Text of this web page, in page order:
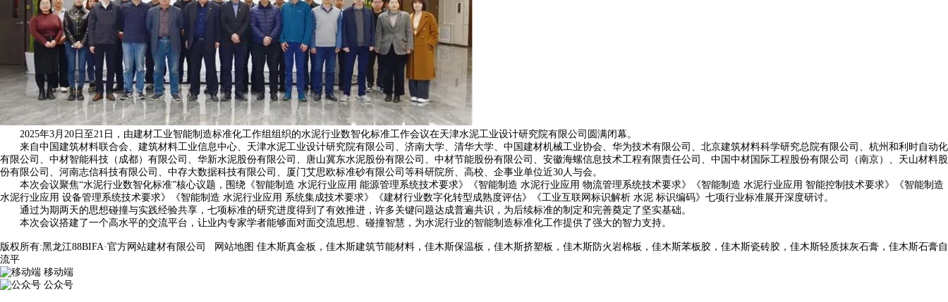
2025年3月20日至21日，由建材工业智能制造标准化工作组组织的水泥行业数智化标准工作会议在天津水泥工业设计研究院有限公司圆满闭幕。
来自中国建筑材料联合会、建筑材料工业信息中心、天津水泥工业设计研究院有限公司、济南大学、清华大学、中国建材机械工业协会、华为技术有限公司、北京建筑材料科学研究总院有限公司、杭州和利时自动化
有限公司、中材智能科技（成都）有限公司、华新水泥股份有限公司、唐山冀东水泥股份有限公司、中材节能股份有限公司、安徽海螺信息技术工程有限责任公司、中国中材国际工程股份有限公司（南京）、天山材料股
份有限公司、河南志信科技有限公司、中存大数据科技有限公司、厦门艾思欧标准砂有限公司等科研院所、高校、企事业单位近30人与会。
本次会议聚焦“水泥行业数智化标准”核心议题，围绕《智能制造 水泥行业应用 能源管理系统技术要求》《智能制造 水泥行业应用 物流管理系统技术要求》《智能制造 水泥行业应用 智能控制技术要求》《智能制造
水泥行业应用 设备管理系统技术要求》《智能制造 水泥行业应用 系统集成技术要求》《建材行业数字化转型成熟度评估》《工业互联网标识解析 水泥 标识编码》七项行业标准展开深度研讨。
通过为期两天的思想碰撞与实践经验共享，七项标准的研究进度得到了有效推进，许多关键问题达成普遍共识，为后续标准的制定和完善奠定了坚实基础。
本次会议搭建了一个高水平的交流平台，让业内专家学者能够面对面交流思想、碰撞智慧，为水泥行业的智能制造标准化工作提供了强大的智力支持。
版权所有:黑龙江88BIFA·官方网站建材有限公司 网站地图 佳木斯真金板，佳木斯建筑节能材料，佳木斯保温板，佳木斯挤塑板，佳木斯防火岩棉板，佳木斯苯板胶，佳木斯瓷砖胶，佳木斯轻质抹灰石膏，佳木斯石膏自
流平
移动端
公众号